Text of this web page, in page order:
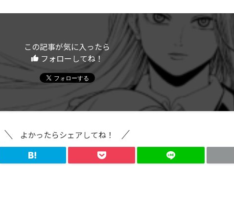
この記事が気に入ったら
フォローしてね！
よかったらシェアしてね！